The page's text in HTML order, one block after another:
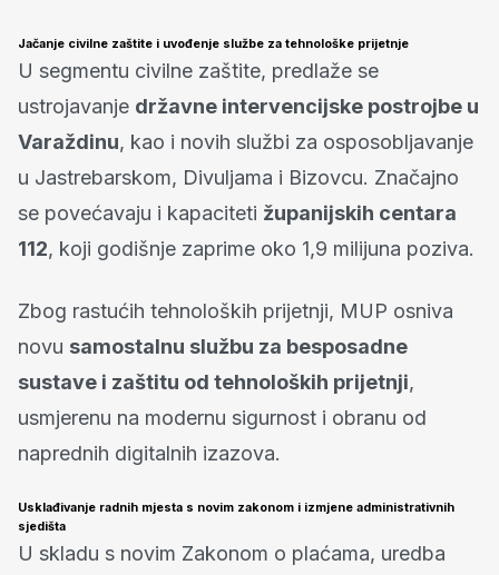
Jačanje civilne zaštite i uvođenje službe za tehnološke prijetnje
U segmentu civilne zaštite, predlaže se
ustrojavanje državne intervencijske postrojbe u
Varaždinu, kao i novih službi za osposobljavanje
u Jastrebarskom, Divuljama i Bizovcu. Značajno
se povećavaju i kapaciteti županijskih centara
112, koji godišnje zaprime oko 1,9 milijuna poziva.
Zbog rastućih tehnoloških prijetnji, MUP osniva
novu samostalnu službu za besposadne
sustave i zaštitu od tehnoloških prijetnji,
usmjerenu na modernu sigurnost i obranu od
naprednih digitalnih izazova.
Usklađivanje radnih mjesta s novim zakonom i izmjene administrativnih
sjedišta
U skladu s novim Zakonom o plaćama, uredba